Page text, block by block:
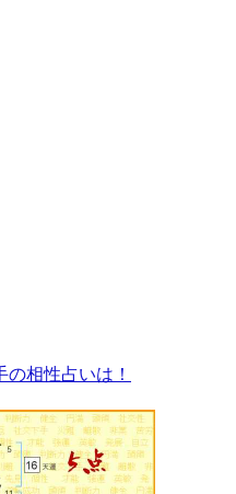
相性占いは！